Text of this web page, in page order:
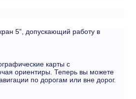
5”, допускающий работу в
карты с
ориентиры. Теперь вы можете
по дорогам или вне дорог.